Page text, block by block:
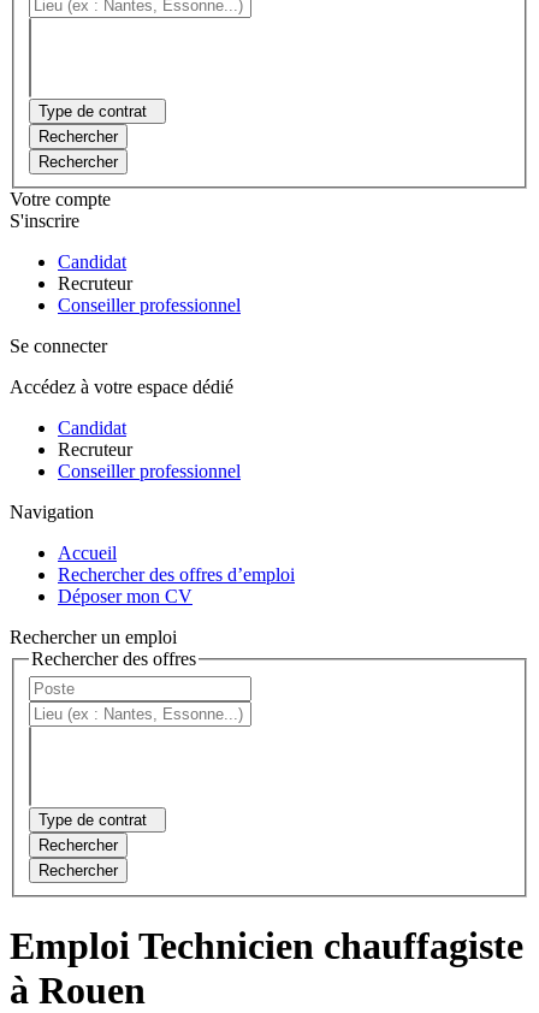
Type de contrat
Rechercher
Rechercher
Votre compte
S'inscrire
Candidat
Recruteur
Conseiller professionnel
Se connecter
Accédez à votre espace dédié
Candidat
Recruteur
Conseiller professionnel
Navigation
Accueil
Rechercher des offres d’emploi
Déposer mon CV
Rechercher un emploi
Rechercher des offres
Type de contrat
Rechercher
Rechercher
Emploi Technicien chauffagiste
à Rouen